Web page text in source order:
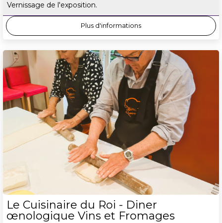
Vernissage de l'exposition.
Plus d'informations
Le Cuisinaire du Roi - Diner
œnologique Vins et Fromages